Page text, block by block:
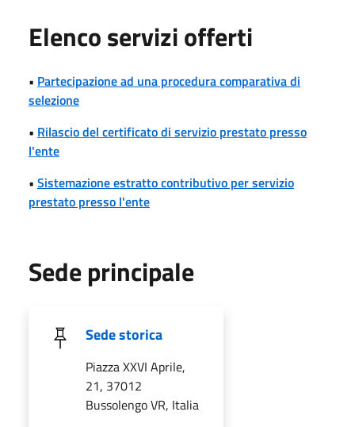
Elenco servizi offerti
• Partecipazione ad una procedura comparativa di
selezione
• Rilascio del certificato di servizio prestato presso
l'ente
• Sistemazione estratto contributivo per servizio
prestato presso l'ente
Sede principale
Sede storica
Piazza XXVI Aprile,
21, 37012
Bussolengo VR, Italia